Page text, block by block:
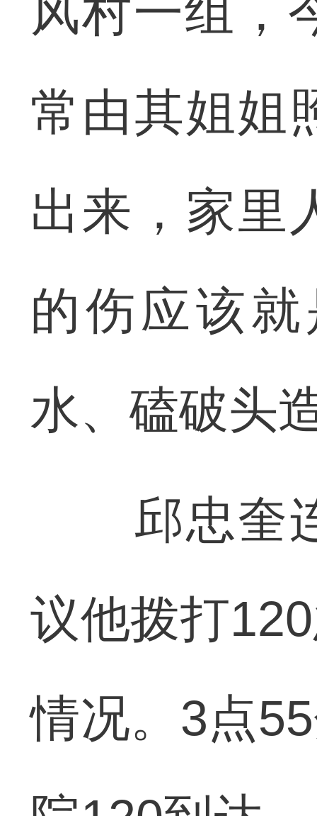
风村一组，
常由其姐姐
出来，家里
的伤应该
水、磕破头
邱忠奎连
议他拨打
情况。3点